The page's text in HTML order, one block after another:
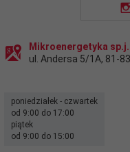
Mikroenergetyka
ul. Andersa 5/1A, 81-
poniedziałek - czwartek
od 9:00 do 17:00
piątek
od 9:00 do 15:00